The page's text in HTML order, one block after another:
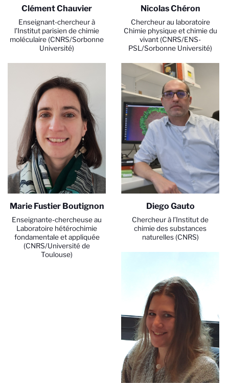
Clément Chauvier
Enseignant-chercheur à
l’Institut parisien de chimie
moléculaire (CNRS/Sorbonne
Université)
Nicolas Chéron
Chercheur au laboratoire
Chimie physique et chimie du
vivant (CNRS/ENS-
PSL/Sorbonne Université)
Marie Fustier Boutignon
Enseignante-chercheuse au
Laboratoire hétérochimie
fondamentale et appliquée
(CNRS/Université de
Toulouse)
Diego Gauto
Chercheur à l’Institut de
chimie des substances
naturelles (CNRS)